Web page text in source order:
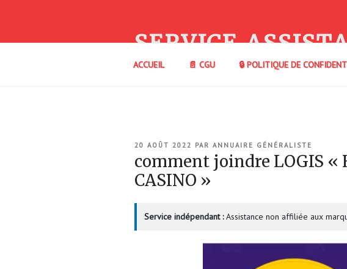
SERVICE
ACCUEIL 📄 CGU 🔒 POLITIQUE DE
PUBLIÉ
20 AOÛT 2022 PAR ANNUAIRE GÉNÉRALISTE
comment joindre LOGIS «
CASINO »
Service indépendant :Assistance non affiliée aux